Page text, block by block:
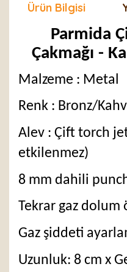
Ürün Bilgisi
Parmida
Çakmağı -
Malzeme : Metal
Renk : Bronz/
Alev : Çift torch
etkilenmez)
8 mm dahili
Tekrar gaz dolum
Gaz şiddeti
Uzunluk: 8 cm x